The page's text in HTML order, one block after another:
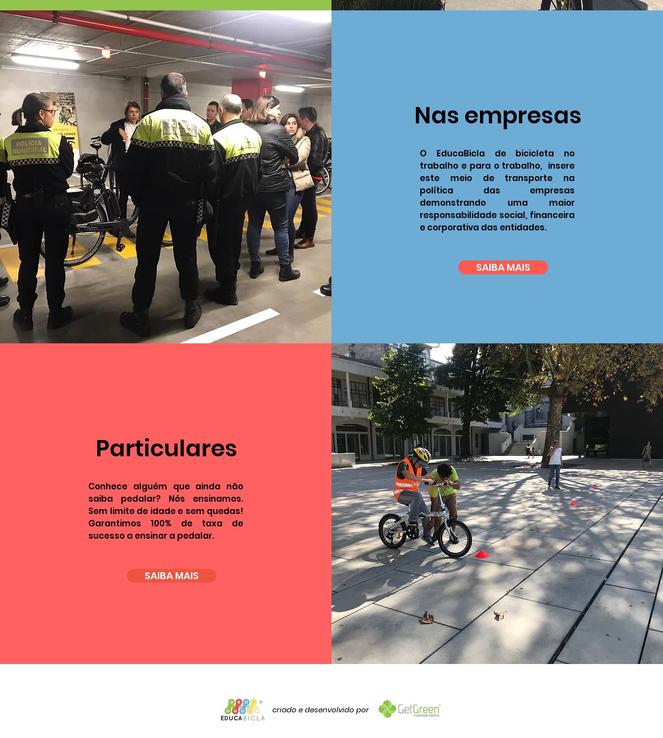
Nas empresas
O EducaBicla de bicicleta no
trabalho e para o trabalho, insere
este meio de transporte na
política das empresas
demonstrando uma maior
responsabilidade social, financeira
e corporativa das entidades.
SAIBA MAIS
Particulares
Conhece alguém que ainda não
saiba pedalar? Nós ensinamos.
Sem limite de idade e sem quedas!
Garantimos 100% de taxa de
sucesso a ensinar a pedalar.
SAIBA MAIS
criado e desenvolvido por